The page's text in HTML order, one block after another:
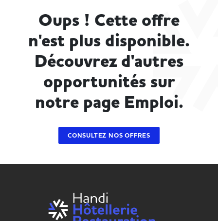
Oups ! Cette offre
n'est plus disponible.
Découvrez d'autres
opportunités sur
notre page Emploi.
CONSULTEZ NOS OFFRES